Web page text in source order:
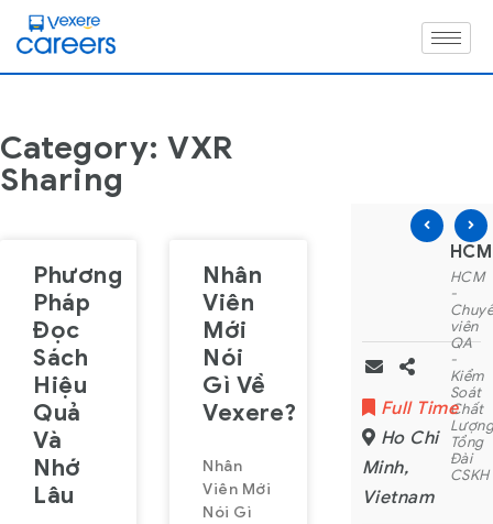
Category: VXR
Sharing
Phương
Pháp
Đọc
Sách
Hiệu
Quả
Và
Nhớ
Lâu
Nhân
Viên
Mới
Nói
Gì Về
Vexere?
Nhân
Viên Mới
Nói Gì
HCM – Nhân viên CSKH Part-time
CSKH
Minh
HCM – Junior
Developer
(ReactJS
Full Time
Minh
Vietnam
HCM
-
viên
QA
-
Kiểm
Soát
Chất
Tổng
Đài
CSKH
Full Time
Ho Chi
Minh,
Vietnam